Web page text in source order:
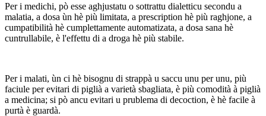
Per i medichi, pò esse aghjustatu o sottrattu dialetticu secondu a
malatia, a dosa ùn hè più limitata, a prescription hè più raghjone, a
cumpatibilità hè cumplettamente automatizata, a dosa sana hè
cuntrullabile, è l'effettu di a droga hè più stabile.
Per i malati, ùn ci hè bisognu di strappà u saccu unu per unu, più
faciule per evitari di piglià a varietà sbagliata, è più comodità à piglià
a medicina; si pò ancu evitari u prublema di decoction, è hè facile à
purtà è guardà.